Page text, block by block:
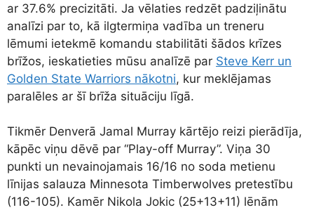
ar 37.6% precizitāti. Ja vēlaties redzēt padziļinātu
analīzi par to, kā ilgtermiņa vadība un treneru
lēmumi ietekmē komandu stabilitāti šādos krīzes
brīžos, ieskatieties mūsu analīzē par Steve Kerr un
Golden State Warriors nākotni, kur meklējamas
paralēles ar šī brīža situāciju līgā.
Tikmēr Denverā Jamal Murray kārtējo reizi pierādīja,
kāpēc viņu dēvē par “Play-off Murray”. Viņa 30
punkti un nevainojamais 16/16 no soda metienu
līnijas salauza Minnesota Timberwolves pretestību
(116-105). Kamēr Nikola Jokic (25+13+11) lēnām